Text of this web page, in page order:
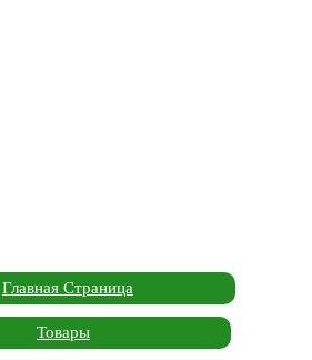
Главная Страница
Товары